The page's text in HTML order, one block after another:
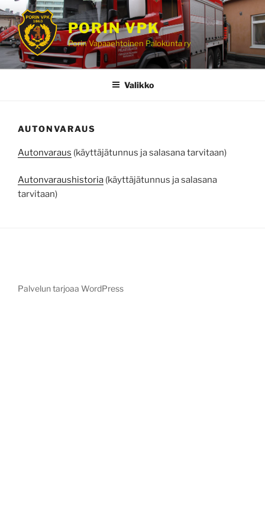
Siirry
sisältöön
PORIN VPK
Porin Vapaaehtoinen Palokunta ry
Valikko
AUTONVARAUS
Autonvaraus (käyttäjätunnus ja salasana tarvitaan)
Autonvaraushistoria (käyttäjätunnus ja salasana
tarvitaan)
Palvelun tarjoaa WordPress